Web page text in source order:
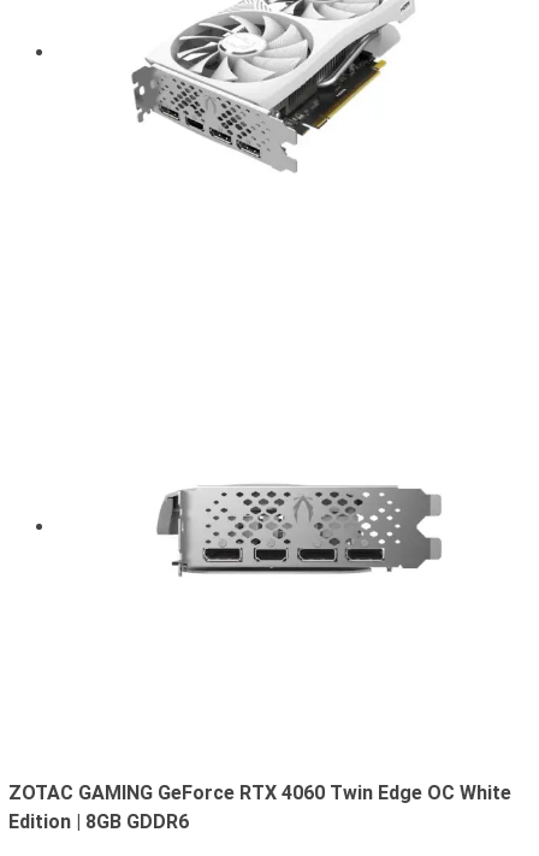
ZOTAC GAMING GeForce RTX 4060 Twin Edge OC White
Edition | 8GB GDDR6